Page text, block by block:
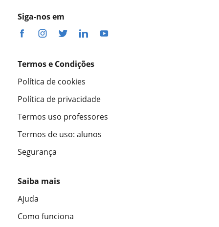
Siga-nos em
Termos e Condições
Política de cookies
Política de privacidade
Termos uso professores
Termos de uso: alunos
Segurança
Saiba mais
Ajuda
Como funciona